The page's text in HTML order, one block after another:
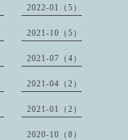
2022-01（5）
2021-10（5）
2021-07（4）
2021-04（2）
2021-01（2）
2020-10（8）